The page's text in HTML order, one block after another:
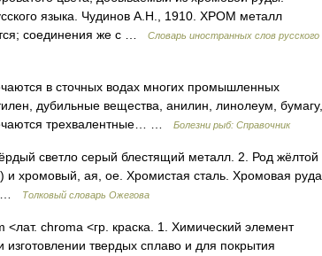
языка. Чудинов А.Н., 1910. ХРОМ металл
соединения же с …
Словарь иностранных слов русского
в сточных водах многих промышленных
дубильные вещества, анилин, линолеум, бумагу,
трехвалентные… …
Болезни рыб: Справочник
светло серый блестящий металл. 2. Род жёлтой
и хромовый, ая, ое. Хромистая сталь. Хромовая руда.
…
Толковый словарь Ожегова
chroma <гр. краска. 1. Химический элемент
твердых сплаво и для покрытия